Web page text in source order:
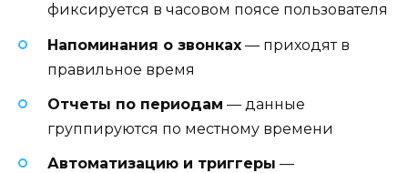
фиксируется в часовом поясе пользователя
Напоминания о звонках — приходят в
правильное время
Отчеты по периодам — данные
группируются по местному времени
Автоматизацию и триггеры —